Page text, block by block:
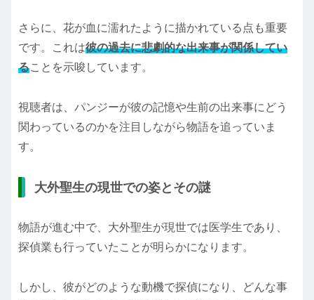
さらに、花が血に濡れたように描かれている点も重要
です。これは彼の過去に悲劇的な出来事が関係してい
ることを示唆しています。
視聴者は、パンジーが彼の記憶や生前の出来事にどう
関わっているのかを注目しながら物語を追っていま
す。
大外聖生の現世での姿とその謎
物語が進む中で、大外聖生が現世では医学生であり、
探偵業も行っていたことが明らかになります。
しかし、彼がどのような動機で探偵になり、どんな事